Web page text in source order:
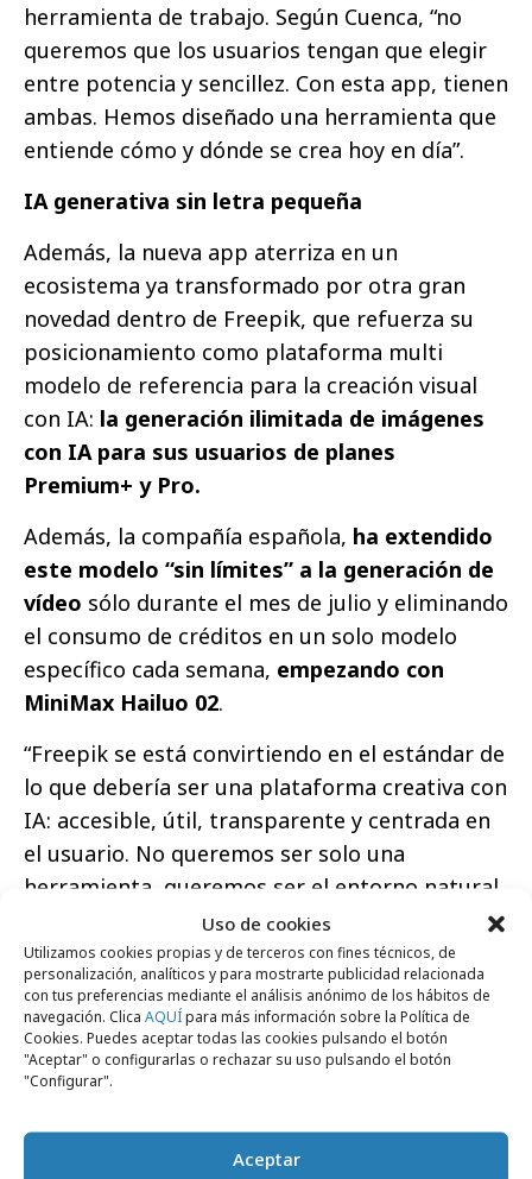
Uso de cookies
Utilizamos cookies propias y de terceros con fines técnicos, de
personalización, analíticos y para mostrarte publicidad relacionada
con tus preferencias mediante el análisis anónimo de los hábitos de
navegación. Clica AQUÍpara más información sobre la Política de
Cookies. Puedes aceptar todas las cookies pulsando el botón
"Aceptar" o configurarlas o rechazar su uso pulsando el botón
"Configurar".
Aceptar
herramienta de trabajo. Según Cuenca, “no
queremos que los usuarios tengan que elegir
entre potencia y sencillez. Con esta app, tienen
ambas. Hemos diseñado una herramienta que
entiende cómo y dónde se crea hoy en día”.
IA generativa sin letra pequeña
Además, la nueva app aterriza en un
ecosistema ya transformado por otra gran
novedad dentro de Freepik, que refuerza su
posicionamiento como plataforma multi
modelo de referencia para la creación visual
con IA: la generación ilimitada de imágenes
con IA para sus usuarios de planes
Premium+ y Pro.
Además, la compañía española, ha extendido
este modelo “sin límites” a la generación de
vídeo sólo durante el mes de julio y eliminando
el consumo de créditos en un solo modelo
específico cada semana, empezando con
MiniMax Hailuo 02.
“Freepik se está convirtiendo en el estándar de
lo que debería ser una plataforma creativa con
IA: accesible, útil, transparente y centrada en
el usuario. No queremos ser solo una
herramienta, queremos ser el entorno natural
de creación para los próximos años”, concluye
Cuenca.
Comparte